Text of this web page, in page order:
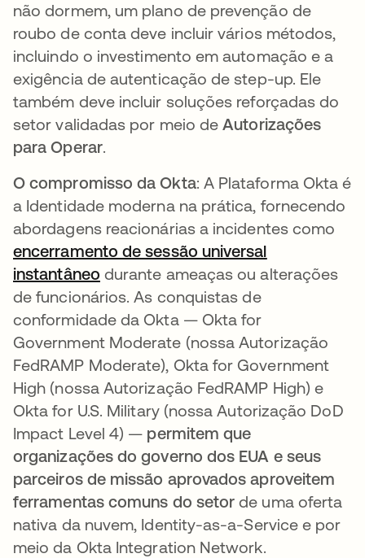
não dormem, um plano de prevenção de
roubo de conta deve incluir vários métodos,
incluindo o investimento em automação e a
exigência de autenticação de step-up. Ele
também deve incluir soluções reforçadas do
setor validadas por meio deAutorizações
para Operar.
O compromisso da Okta: A Plataforma Okta é
a Identidade moderna na prática, fornecendo
abordagens reacionárias a incidentes como
encerramento de sessão universal
instantâneo durante ameaças ou alterações
de funcionários. As conquistas de
conformidade da Okta — Okta for
Government Moderate (nossa Autorização
FedRAMP Moderate), Okta for Government
High (nossa Autorização FedRAMP High) e
Okta for U.S. Military (nossa Autorização DoD
Impact Level 4) — permitem que
organizações do governo dos EUA e seus
parceiros de missão aprovados aproveitem
ferramentas comuns do setor de uma oferta
nativa da nuvem, Identity-as-a-Service e por
meio da Okta Integration Network.